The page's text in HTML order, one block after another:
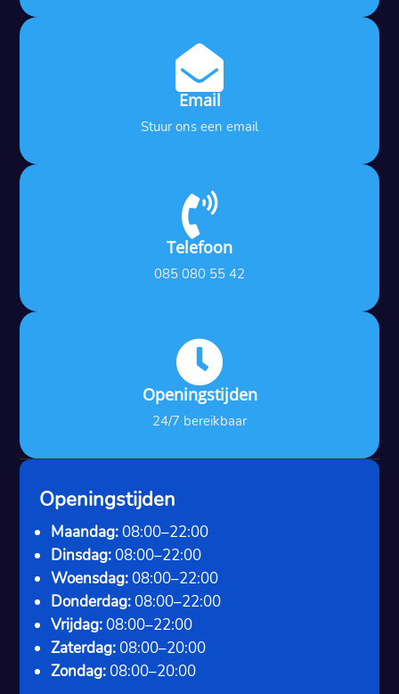

Email
Stuur ons een email

Telefoon
085 080 55 42

Openingstijden
24/7 bereikbaar
Openingstijden
Maandag: 08:00–22:00
Dinsdag: 08:00–22:00
Woensdag: 08:00–22:00
Donderdag: 08:00–22:00
Vrijdag: 08:00–22:00
Zaterdag: 08:00–20:00
Zondag: 08:00–20:00